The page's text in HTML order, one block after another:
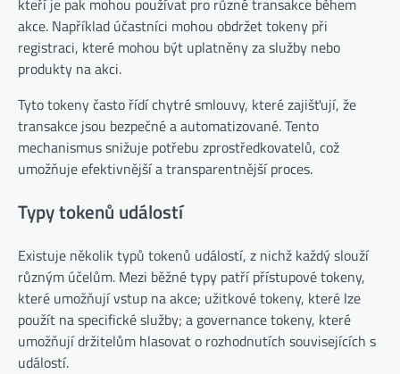
kteří je pak mohou používat pro různé transakce během
akce. Například účastníci mohou obdržet tokeny při
registraci, které mohou být uplatněny za služby nebo
produkty na akci.
Tyto tokeny často řídí chytré smlouvy, které zajišťují, že
transakce jsou bezpečné a automatizované. Tento
mechanismus snižuje potřebu zprostředkovatelů, což
umožňuje efektivnější a transparentnější proces.
Typy tokenů událostí
Existuje několik typů tokenů událostí, z nichž každý slouží
různým účelům. Mezi běžné typy patří přístupové tokeny,
které umožňují vstup na akce; užitkové tokeny, které lze
použít na specifické služby; a governance tokeny, které
umožňují držitelům hlasovat o rozhodnutích souvisejících s
událostí.